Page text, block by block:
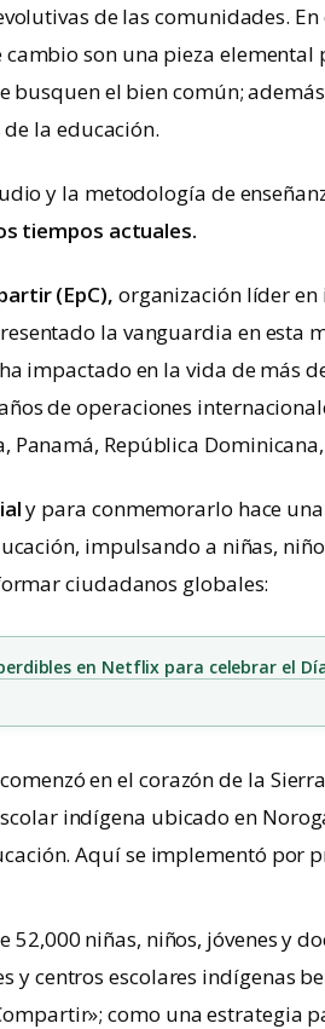
de las comunidades.
son una pieza
busquen el bien común;
la educación.
y la metodología de
tiempos actuales.
(EpC), organización líder
la vanguardia en esta
impactado en la vida de más
de operaciones
Panamá, República
y para conmemorarlo hace
impulsando a niñas,
ciudadanos globales:
en Netflix para celebrar el
en el corazón de la
indígena ubicado en
Aquí se implementó por
52,000 niñas, niños, jóvenes y
centros escolares indígenas
como una estrategia